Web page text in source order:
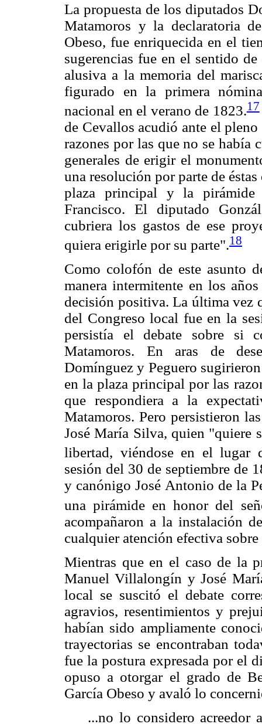
La propuesta de los diputados
Matamoros y la declaratoria
Obeso, fue enriquecida en el
sugerencias fue en el sentido
alusiva a la memoria del
figurado en la primera
nacional en el verano de 1823.17
de Cevallos acudió ante el
razones por las que no se había
generales de erigir el
una resolución por parte de
plaza principal y la
Francisco. El diputado
cubriera los gastos de ese
quiera erigirle por su parte".18
Como colofón de este asunto
manera intermitente en los
decisión positiva. La última vez
del Congreso local fue en la
persistía el debate sobre si
Matamoros. En aras de
Domínguez y Peguero
en la plaza principal por las
que respondiera a la
Matamoros. Pero persistieron
José María Silva, quien "quiere
libertad, viéndose en el lugar
sesión del 30 de septiembre de
y canónigo José Antonio de la
una pirámide en honor del
acompañaron a la instalación
cualquier atención efectiva sobre
Mientras que en el caso de la
Manuel Villalongín y José
local se suscitó el debate
agravios, resentimientos y
habían sido ampliamente
trayectorias se encontraban
fue la postura expresada por el
opuso a otorgar el grado de
García Obeso y avaló lo
...no lo considero acreedor